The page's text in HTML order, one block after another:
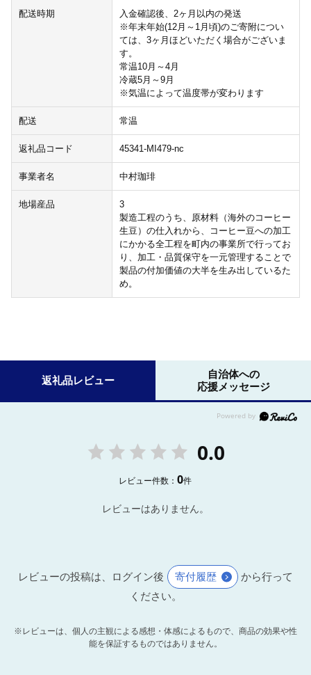
配送時期
入金確認後、2ヶ月以内の発送
※年末年始(12月～1月頃)のご寄附につい
ては、3ヶ月ほどいただく場合がございま
す。
常温10月～4月
冷蔵5月～9月
※気温によって温度帯が変わります
配送 常温
返礼品コード 45341-MI479-nc
事業者名 中村珈琲
地場産品
3
製造工程のうち、原材料（海外のコーヒー
生豆）の仕入れから、コーヒー豆への加工
にかかる全工程を町内の事業所で行ってお
り、加工・品質保守を一元管理することで
製品の付加価値の大半を生み出しているた
め。
返礼品レビュー
自治体への
応援メッセージ
0.0
レビュー件数：0件
レビューはありません。
レビューの投稿は、ログイン後 寄付履歴
から行って
ください。
※レビューは、個人の主観による感想・体感によるもので、商品の効果や性
能を保証するものではありません。